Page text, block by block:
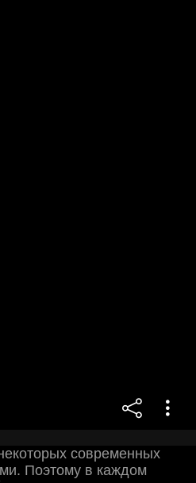
современных
Поэтому в каждом